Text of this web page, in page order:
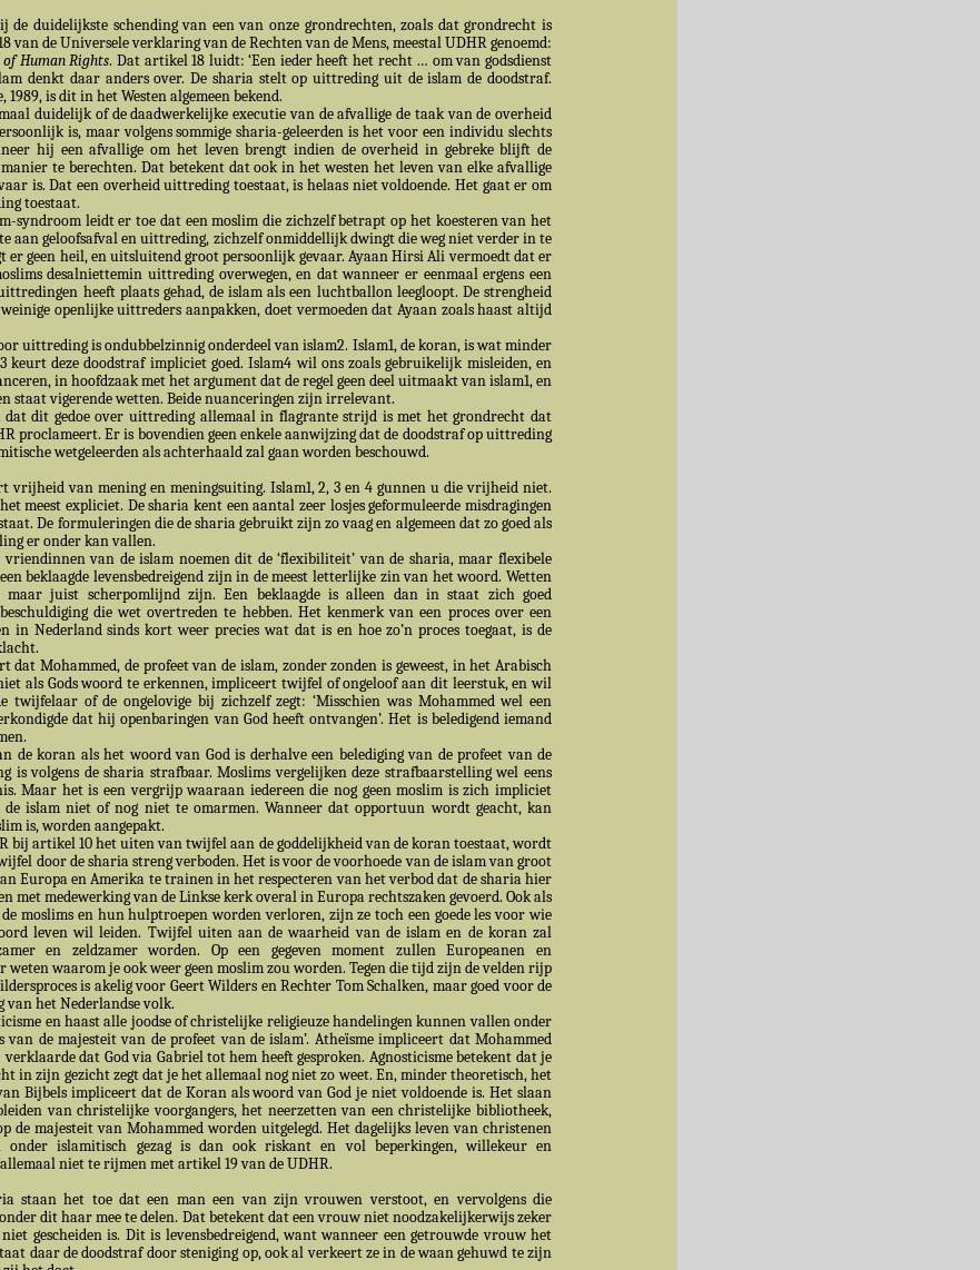
de duidelijkste schending van een van onze grondrechten, zoals dat grondrecht is
van de Universele verklaring van de Rechten van de Mens, meestal UDHR genoemd:
Human Rights. Dat artikel 18 luidt: ‘Een ieder heeft het recht … om van godsdienst
denkt daar anders over. De sharia stelt op uittreding uit de islam de doodstraf.
1989, is dit in het Westen algemeen bekend.
duidelijk of de daadwerkelijke executie van de afvallige de taak van de overheid
is, maar volgens sommige sharia-geleerden is het voor een individu slechts
hij een afvallige om het leven brengt indien de overheid in gebreke blijft de
te berechten. Dat betekent dat ook in het westen het leven van elke afvallige
is. Dat een overheid uittreding toestaat, is helaas niet voldoende. Het gaat er om
toestaat.
syndroom leidt er toe dat een moslim die zichzelf betrapt op het koesteren van het
aan geloofsafval en uittreding, zichzelf onmiddellijk dwingt die weg niet verder in te
er geen heil, en uitsluitend groot persoonlijk gevaar. Ayaan Hirsi Ali vermoedt dat er
desalniettemin uittreding overwegen, en dat wanneer er eenmaal ergens een
heeft plaats gehad, de islam als een luchtballon leegloopt. De strengheid
openlijke uittreders aanpakken, doet vermoeden dat Ayaan zoals haast altijd
uittreding is ondubbelzinnig onderdeel van islam2. Islam1, de koran, is wat minder
keurt deze doodstraf impliciet goed. Islam4 wil ons zoals gebruikelijk misleiden, en
in hoofdzaak met het argument dat de regel geen deel uitmaakt van islam1, en
staat vigerende wetten. Beide nuanceringen zijn irrelevant.
dit gedoe over uittreding allemaal in flagrante strijd is met het grondrecht dat
proclameert. Er is bovendien geen enkele aanwijzing dat de doodstraf op uittreding
wetgeleerden als achterhaald zal gaan worden beschouwd.
vrijheid van mening en meningsuiting. Islam1, 2, 3 en 4 gunnen u die vrijheid niet.
meest expliciet. De sharia kent een aantal zeer losjes geformuleerde misdragingen
De formuleringen die de sharia gebruikt zijn zo vaag en algemeen dat zo goed als
er onder kan vallen.
vriendinnen van de islam noemen dit de ‘flexibiliteit’ van de sharia, maar flexibele
beklaagde levensbedreigend zijn in de meest letterlijke zin van het woord. Wetten
maar juist scherpomlijnd zijn. Een beklaagde is alleen dan in staat zich goed
die wet overtreden te hebben. Het kenmerk van een proces over een
in Nederland sinds kort weer precies wat dat is en hoe zo’n proces toegaat, is de
dat Mohammed, de profeet van de islam, zonder zonden is geweest, in het Arabisch
als Gods woord te erkennen, impliceert twijfel of ongeloof aan dit leerstuk, en wil
twijfelaar of de ongelovige bij zichzelf zegt: ‘Misschien was Mohammed wel een
dat hij openbaringen van God heeft ontvangen’. Het is beledigend iemand
de koran als het woord van God is derhalve een belediging van de profeet van de
is volgens de sharia strafbaar. Moslims vergelijken deze strafbaarstelling wel eens
Maar het is een vergrijp waaraan iedereen die nog geen moslim is zich impliciet
islam niet of nog niet te omarmen. Wanneer dat opportuun wordt geacht, kan
is, worden aangepakt.
bij artikel 10 het uiten van twijfel aan de goddelijkheid van de koran toestaat, wordt
door de sharia streng verboden. Het is voor de voorhoede van de islam van groot
Europa en Amerika te trainen in het respecteren van het verbod dat de sharia hier
met medewerking van de Linkse kerk overal in Europa rechtszaken gevoerd. Ook als
moslims en hun hulptroepen worden verloren, zijn ze toch een goede les voor wie
leven wil leiden. Twijfel uiten aan de waarheid van de islam en de koran zal
en zeldzamer worden. Op een gegeven moment zullen Europeanen en
weten waarom je ook weer geen moslim zou worden. Tegen die tijd zijn de velden rijp
is akelig voor Geert Wilders en Rechter Tom Schalken, maar goed voor de
het Nederlandse volk.
en haast alle joodse of christelijke religieuze handelingen kunnen vallen onder
van de majesteit van de profeet van de islam’. Atheïsme impliceert dat Mohammed
dat God via Gabriel tot hem heeft gesproken. Agnosticisme betekent dat je
in zijn gezicht zegt dat je het allemaal nog niet zo weet. En, minder theoretisch, het
Bijbels impliceert dat de Koran als woord van God je niet voldoende is. Het slaan
van christelijke voorgangers, het neerzetten van een christelijke bibliotheek,
de majesteit van Mohammed worden uitgelegd. Het dagelijks leven van christenen
onder islamitisch gezag is dan ook riskant en vol beperkingen, willekeur en
niet te rijmen met artikel 19 van de UDHR.
staan het toe dat een man een van zijn vrouwen verstoot, en vervolgens die
dit haar mee te delen. Dat betekent dat een vrouw niet noodzakelijkerwijs zeker
gescheiden is. Dit is levensbedreigend, want wanneer een getrouwde vrouw het
daar de doodstraf door steniging op, ook al verkeert ze in de waan gehuwd te zijn